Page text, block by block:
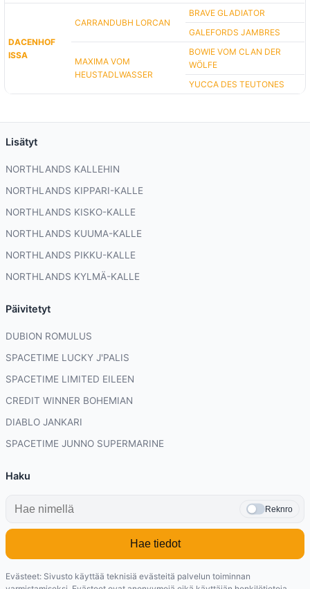
DACENHOF
ISSA
CARRANDUBH LORCAN
BRAVE GLADIATOR
GALEFORDS JAMBRES
MAXIMA VOM
HEUSTADLWASSER
BOWIE VOM CLAN DER
WÖLFE
YUCCA DES TEUTONES
Lisätyt
NORTHLANDS KALLEHIN
NORTHLANDS KIPPARI-KALLE
NORTHLANDS KISKO-KALLE
NORTHLANDS KUUMA-KALLE
NORTHLANDS PIKKU-KALLE
NORTHLANDS KYLMÄ-KALLE
Päivitetyt
DUBION ROMULUS
SPACETIME LUCKY J'PALIS
SPACETIME LIMITED EILEEN
CREDIT WINNER BOHEMIAN
DIABLO JANKARI
SPACETIME JUNNO SUPERMARINE
Haku
Reknro
Hae tiedot
Evästeet: Sivusto käyttää teknisiä evästeitä palvelun toiminnan